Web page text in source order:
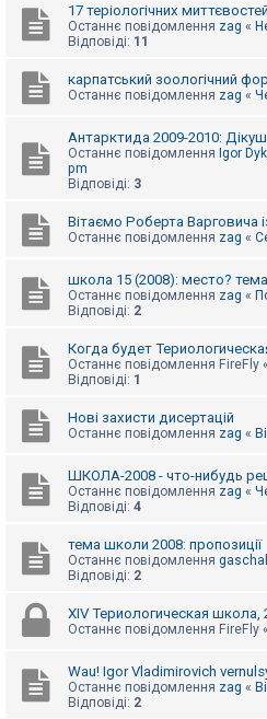
17 теріологічних
Останнє повідомлення zag «
Відповіді: 11
карпатський зоологічний
Останнє повідомлення zag «
Антарктида 2009-2010:
Останнє повідомлення Igor
pm
Відповіді: 3
Вітаємо Роберта Варговича
Останнє повідомлення zag «
школа 15 (2008): место?
Останнє повідомлення zag «
Відповіді: 2
Когда будет
Останнє повідомлення FireFly «
Відповіді: 1
Нові захисти дисертацій
Останнє повідомлення zag «
ШКОЛА-2008 - что-нибудь
Останнє повідомлення zag «
Відповіді: 4
тема школи 2008: пропозиції
Останнє повідомлення
Відповіді: 2
XIV Териологическая школа,
Останнє повідомлення FireFly «
Wau! Igor Vladimirovich
Останнє повідомлення zag «
Відповіді: 2